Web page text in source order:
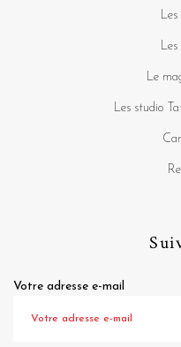
Les
Le
Les studio
Votre adresse e-mail